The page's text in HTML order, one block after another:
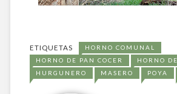
ETIQUETAS
HORNO COMUNAL
HORNO DE PAN COCER
HORNO
HURGUNERO
MASERO POYA